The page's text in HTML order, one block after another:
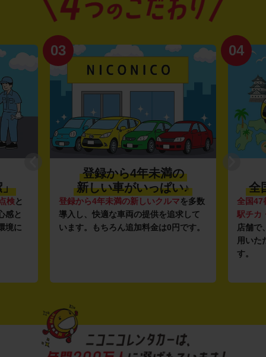
」
検と
感と
境に
03
登録から4年未満の
新しい車がいっぱい♪
登録から4年未満の新しいクルマを多数
導入し、快適な車両の提供を追求して
います。もちろん追加料金は0円です。
04
全
全国47
駅チカ
店舗で
用いた
す。